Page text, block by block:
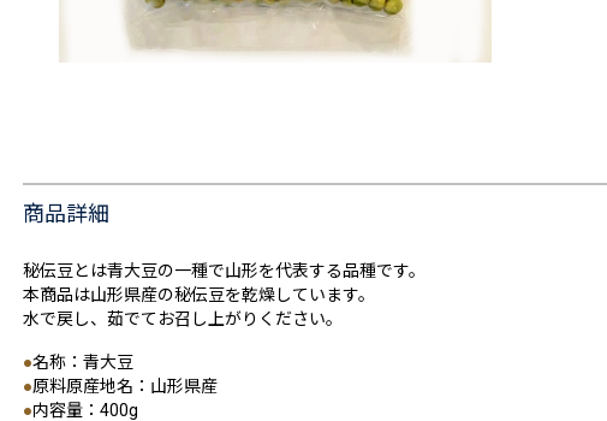
商品詳細
秘伝豆とは青大豆の一種で山形を代表する品種です。
本商品は山形県産の秘伝豆を乾燥しています。
水で戻し、茹でてお召し上がりください。
●名称：青大豆
●原料原産地名：山形県産
●内容量：400g